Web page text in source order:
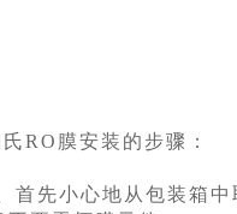
氏RO膜安装的步骤：
首先小心地从包装箱